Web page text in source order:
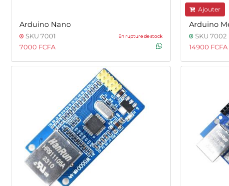
Arduino Nano
SKU 7001 En rupture de stock
7000 FCFA
Ajouter
Arduino
SKU 7002
14900 FCFA